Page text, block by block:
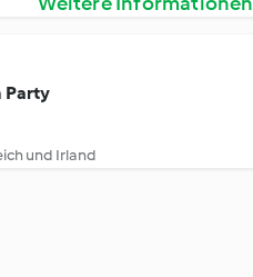
Party
und Irland